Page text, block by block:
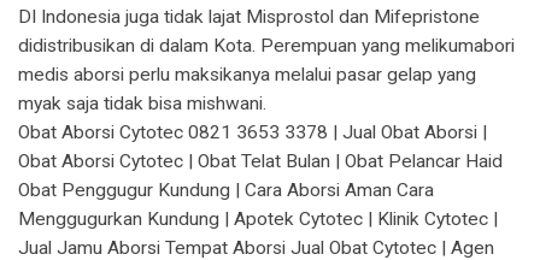
DI Indonesia juga tidak lajat Misprostol dan Mifepristone
didistribusikan di dalam Kota. Perempuan yang melikumabori
medis aborsi perlu maksikanya melalui pasar gelap yang
myak saja tidak bisa mishwani.
Obat Aborsi Cytotec 0821 3653 3378 | Jual Obat Aborsi |
Obat Aborsi Cytotec | Obat Telat Bulan | Obat Pelancar Haid
Obat Penggugur Kundung | Cara Aborsi Aman Cara
Menggugurkan Kundung | Apotek Cytotec | Klinik Cytotec |
Jual Jamu Aborsi Tempat Aborsi Jual Obat Cytotec | Agen